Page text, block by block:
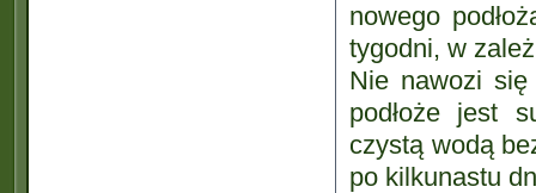
nowego
tygodni, w
Nie nawozi się
podłoże jest
czystą wodą
po kilkunastu